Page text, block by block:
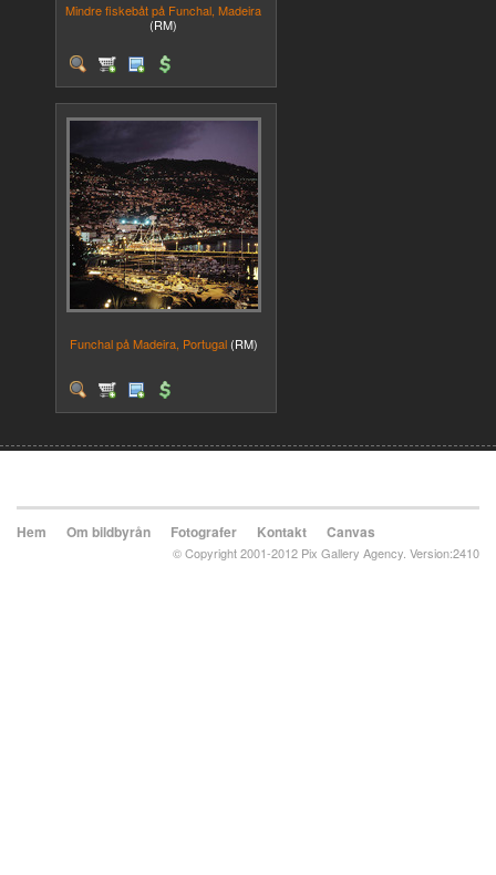
Mindre fiskebåt på Funchal, Madeira
(RM)
Funchal på Madeira, Portugal (RM)
Hem Om bildbyrån Fotografer Kontakt Canvas
© Copyright 2001-2012 Pix Gallery Agency. Version:2410